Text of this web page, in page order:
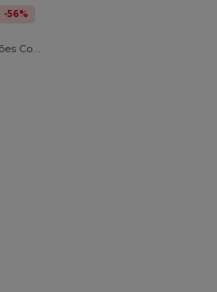
-56%